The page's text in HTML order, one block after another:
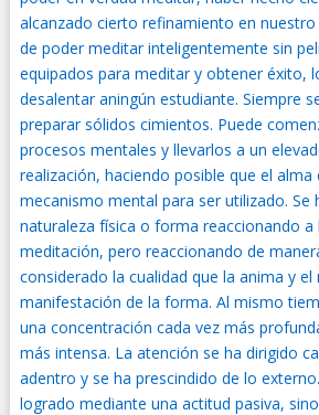
alcanzado cierto refinamiento en
de poder meditar inteligentemente sin
equipados para meditar y obtener éxito,
desalentar aningún estudiante. Siempre
preparar sólidos cimientos. Puede
procesos mentales y llevarlos a un
realización, haciendo posible que el alma
mecanismo mental para ser utilizado. Se
naturaleza física o forma reaccionando a
meditación, pero reaccionando de
considerado la cualidad que la anima y
manifestación de la forma. Al mismo
una concentración cada vez más
más intensa. La atención se ha dirigido
adentro y se ha prescindido de lo
logrado mediante una actitud pasiva,